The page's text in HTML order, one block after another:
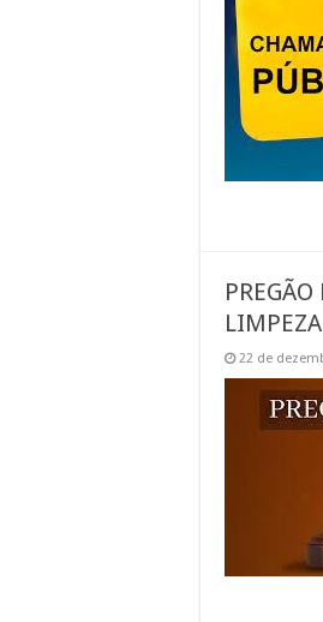
LIMPEZA
22 de